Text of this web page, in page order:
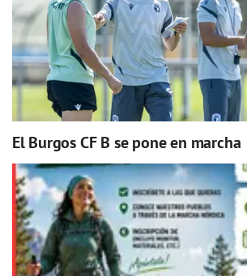
El Burgos CF B se pone en marcha